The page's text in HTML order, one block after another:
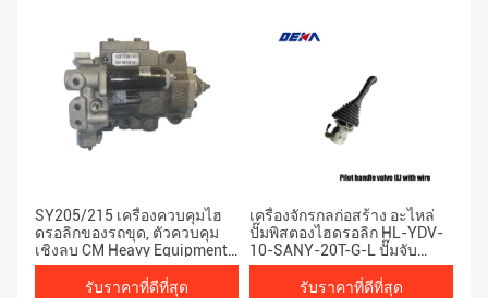
SY205/215 เครื่องควบคุมไฮ
ดรอลิกของรถขุด, ตัวควบคุม
เชิงลบ CM Heavy Equipment
อะไหล่
รับราคาที่ดีที่สุด
เครื่องจักรกลก่อสร้าง อะไหล่
ปั๊มพิสตองไฮดรอลิก HL-YDV-
10-SANY-20T-G-L ปั๊มจับ
เครื่องบิน
รับราคาที่ดีที่สุด